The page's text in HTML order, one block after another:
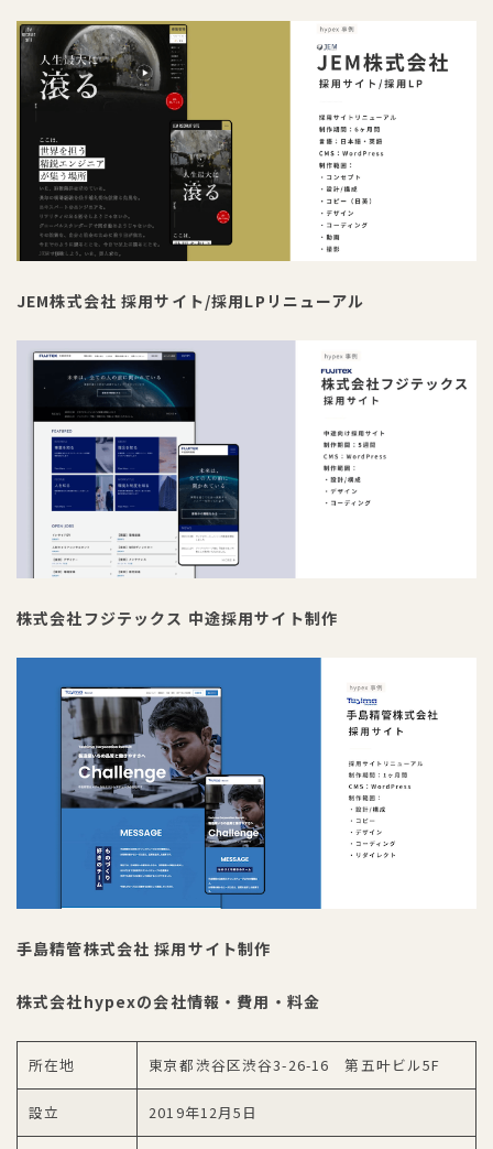
JEM株式会社 採用サイト/採用LPリニューアル
株式会社フジテックス 中途採用サイト制作
手島精管株式会社 採用サイト制作
株式会社hypexの会社情報・費用・料金
所在地 東京都渋谷区渋谷3-26-16 第五叶ビル5F
設立 2019年12月5日